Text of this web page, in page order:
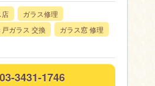
店
ガラス修理
戸ガラス 交換
ガラス窓 修理
03-3431-1746